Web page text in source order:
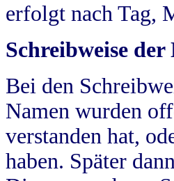
erfolgt nach Tag,
Schreibweise der
Bei den
Namen wurden
verstanden hat,
haben. Später